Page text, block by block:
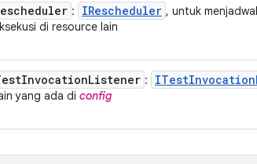
: IRescheduler , untuk
di resource lain
InvocationListener : ITestInvocation
yang ada di config